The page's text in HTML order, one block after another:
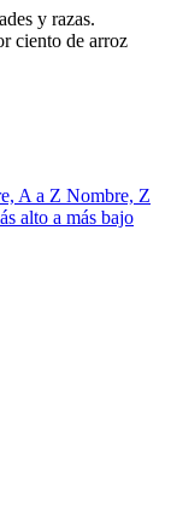
y razas.
ciento de arroz
A a Z Nombre, Z
alto a más bajo